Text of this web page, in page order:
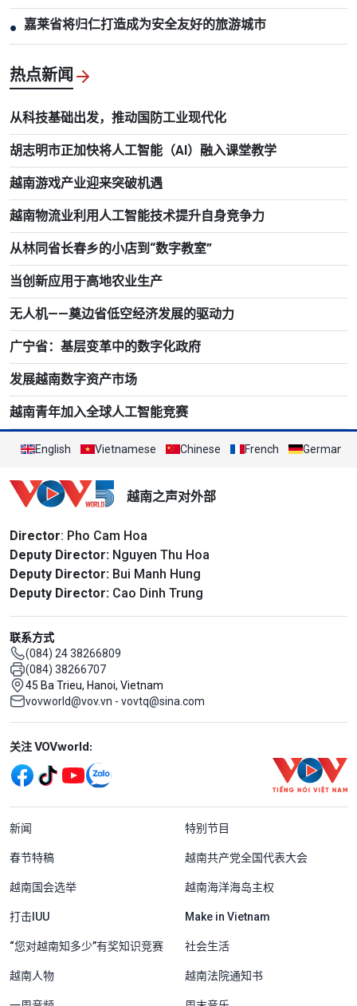
● 嘉莱省将归仁打造成为安全友好的旅游城市
热点新闻
从科技基础出发，推动国防工业现代化
胡志明市正加快将人工智能（AI）融入课堂教学
越南游戏产业迎来突破机遇
越南物流业利用人工智能技术提升自身竞争力
从林同省长春乡的小店到“数字教室”
当创新应用于高地农业生产
无人机——奠边省低空经济发展的驱动力
广宁省：基层变革中的数字化政府
发展越南数字资产市场
越南青年加入全球人工智能竞赛
English Vietnamese Chinese French German
越南之声对外部
Director: Pho Cam Hoa
Deputy Director: Nguyen Thu Hoa
Deputy Director: Bui Manh Hung
Deputy Director: Cao Dinh Trung
联系方式
(084) 24 38266809
(084) 38266707
45 Ba Trieu, Hanoi, Vietnam
vovworld@vov.vn - vovtq@sina.com
Mạng xã hội
关注 VOVworld:
Menu footer tiếng Trung Quốc
新闻 特别节目
春节特稿 越南共产党全国代表大会
越南国会选举 越南海洋海岛主权
打击IUU Make in Vietnam
“您对越南知多少”有奖知识竞赛 社会生活
越南人物 越南法院通知书